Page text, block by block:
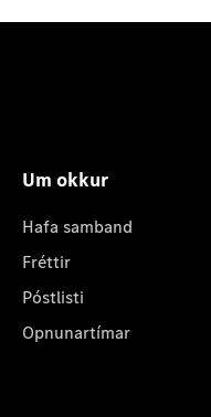
Um okkur
Hafa samband
Fréttir
Póstlisti
Opnunartímar